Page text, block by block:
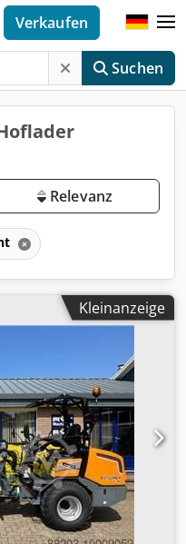
Suchen
Verkaufen
Relevanz
Kleinanzeige